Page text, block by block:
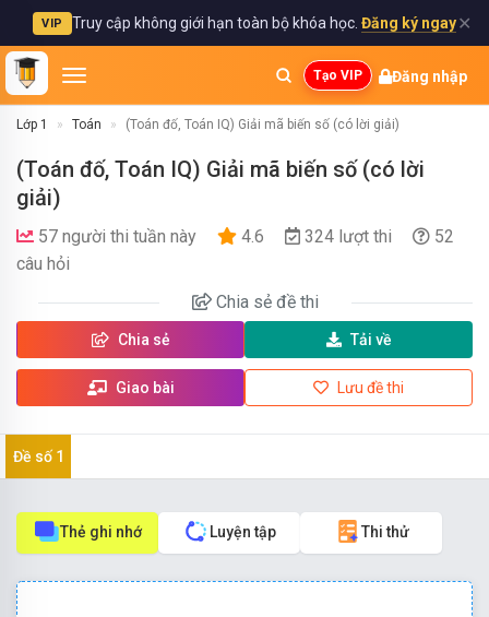
VIP Truy cập không giới hạn toàn bộ khóa học. Đăng ký ngay✕
Tạo VIP Đăng nhập
Lớp 1 Toán (Toán đố, Toán IQ) Giải mã biến số (có lời giải)
(Toán đố, Toán IQ) Giải mã biến số (có lời
giải)
57 người thi tuần này 4.6 324 lượt thi
52
câu hỏi
Chia sẻ đề thi
Chia sẻ
Giao bài
Tải về
Lưu đề thi
Đề số 1
Thẻ ghi nhớ Luyện tập Thi thử